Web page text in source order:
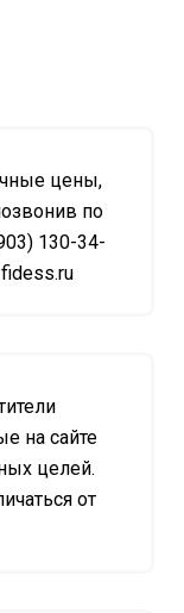
цены,
по
130-34-
на сайте
целей.
от